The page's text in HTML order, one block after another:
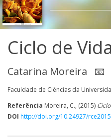
Ciclo de
Catarina Moreira 📧
Faculdade de Ciências da
Referência Moreira, C., (2015)
DOI http://doi.org/10.24927/